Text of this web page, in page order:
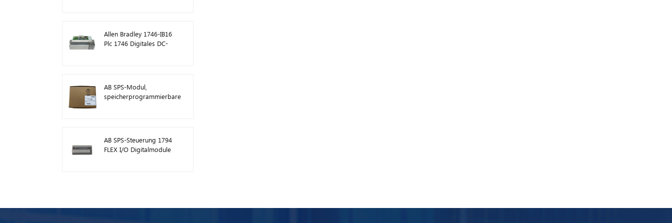
Allen Bradley 1746-IB16
Plc 1746 Digitales DC-
AB SPS-Modul,
speicherprogrammierbare
AB SPS-Steuerung 1794
FLEX I/O Digitalmodule